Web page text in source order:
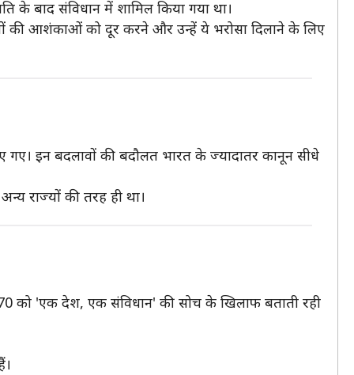
के बाद संविधान में शामिल किया गया था।
की आशंकाओं को दूर करने और उन्हें ये भरोसा दिलाने के लिए
इन बदलावों की बदौलत भारत के ज्यादातर कानून सीधे
राज्यों की तरह ही था।
को 'एक देश, एक संविधान' की सोच के खिलाफ बताती रही